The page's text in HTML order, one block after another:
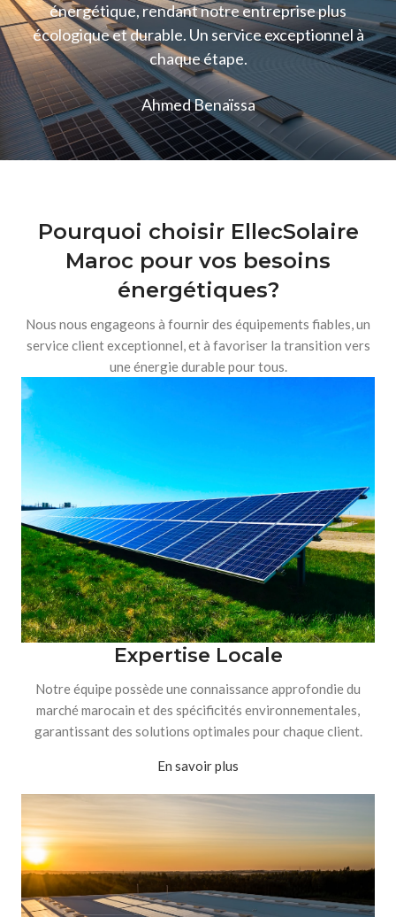
énergétique, rendant notre entreprise plus
écologique et durable. Un service exceptionnel à
chaque étape.
Ahmed Benaïssa
Pourquoi choisir EllecSolaire
Maroc pour vos besoins
énergétiques?
Nous nous engageons à fournir des équipements fiables, un
service client exceptionnel, et à favoriser la transition vers
une énergie durable pour tous.
Expertise Locale
Notre équipe possède une connaissance approfondie du
marché marocain et des spécificités environnementales,
garantissant des solutions optimales pour chaque client.
En savoir plus